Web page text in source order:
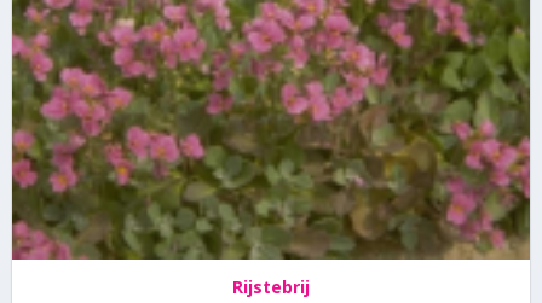
Rijstebrij